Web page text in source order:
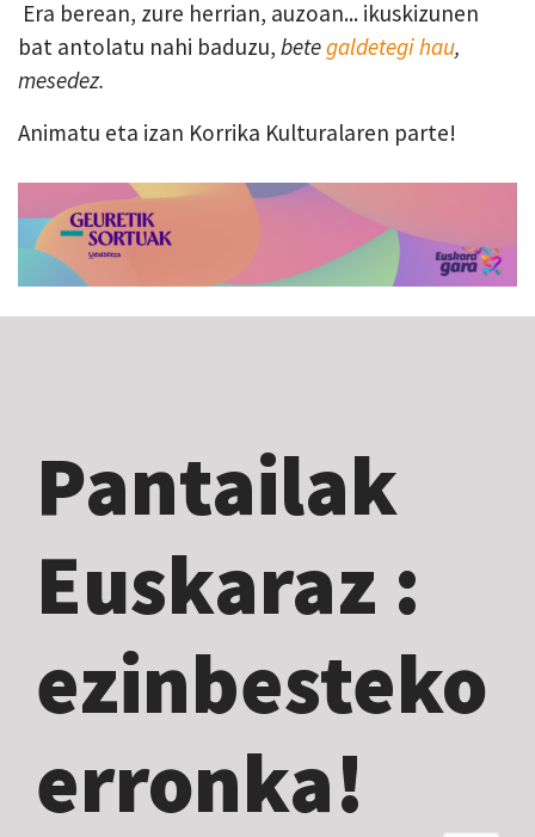
Era berean, zure herrian, auzoan... ikuskizunen
bat antolatu nahi baduzu, betegaldetegi hau,
mesedez.
Animatu eta izan Korrika Kulturalaren parte!
Pantailak
Euskaraz :
ezinbesteko
erronka!